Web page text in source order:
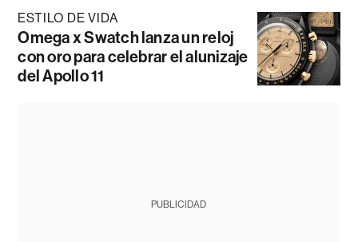
ESTILO DE VIDA
Omega x Swatch lanza un reloj
con oro para celebrar el alunizaje
del Apollo 11
PUBLICIDAD